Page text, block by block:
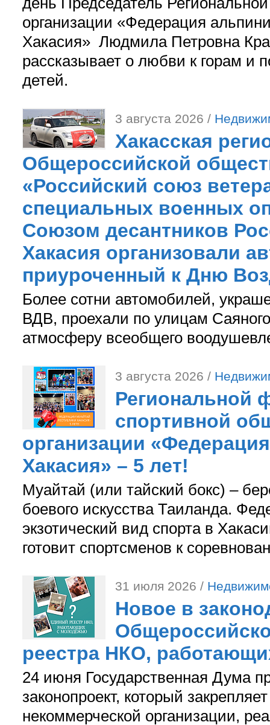
организации «Федерация
Хакасия» Людмила Петровна
рассказывает о любви к горам и
детей.
3 августа 2026 /
Хакасская
Общероссийской
«Российский союз
специальных военных
Союзом десантников
Хакасия организовали
приуроченный к Дню
Более сотни автомобилей,
ВДВ, проехали по улицам
атмосферу всеобщего
3 августа 2026 /
Региональной
спортивной
организации
Хакасия» – 5 лет!
Муайтай (или тайский бокс) –
боевого искусства Таиланда.
экзотический вид спорта в
готовит спортсменов к
31 июля 2026 /
Новое в
реестра НКО,
24 июня Государственная Дума
законопроект, который
некоммерческой организации,